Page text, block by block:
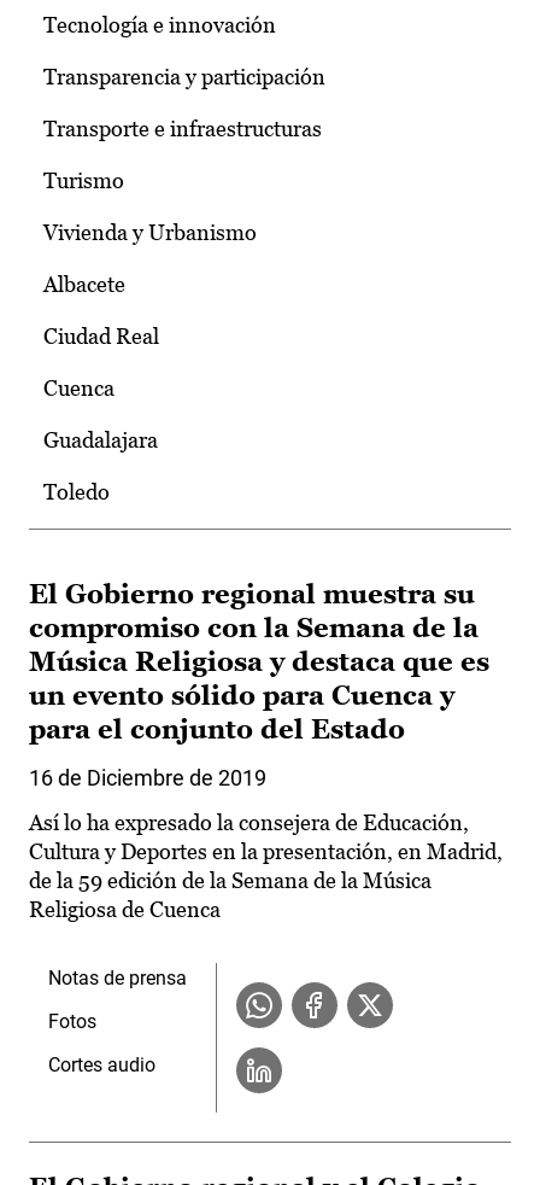
Tecnología e innovación
Transparencia y participación
Transporte e infraestructuras
Turismo
Vivienda y Urbanismo
Albacete
Ciudad Real
Cuenca
Guadalajara
Toledo
El Gobierno regional muestra su
compromiso con la Semana de la
Música Religiosa y destaca que es
un evento sólido para Cuenca y
para el conjunto del Estado
16 de Diciembre de 2019
Así lo ha expresado la consejera de Educación,
Cultura y Deportes en la presentación, en Madrid,
de la 59 edición de la Semana de la Música
Religiosa de Cuenca
Notas de prensa
Fotos
Cortes audio